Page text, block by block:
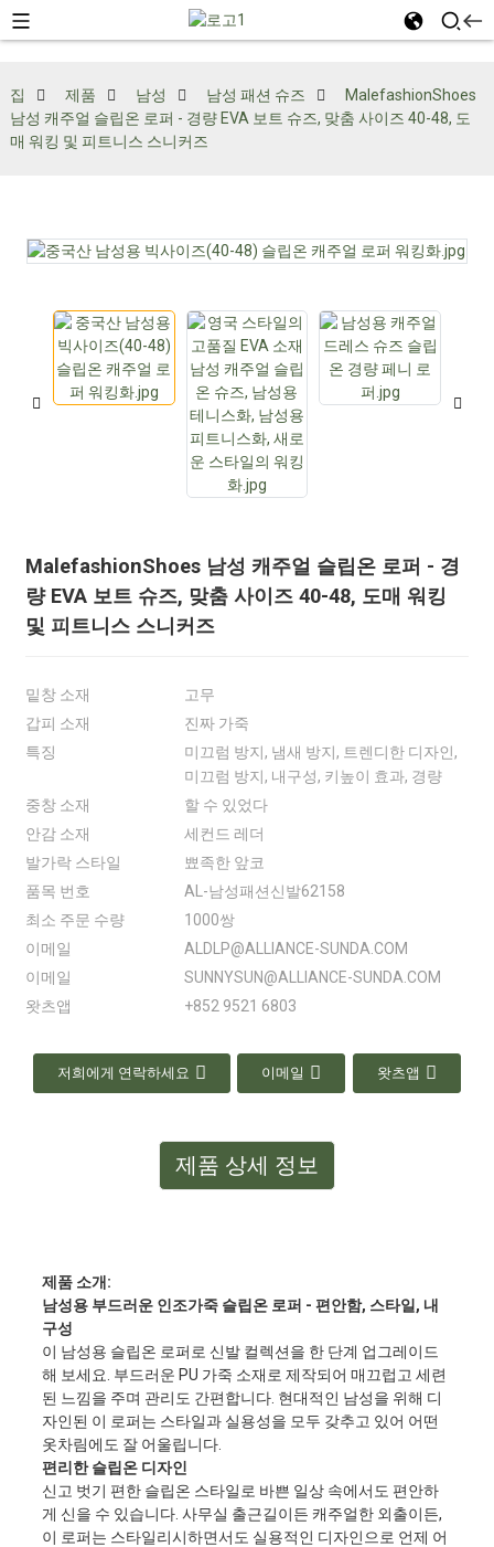
집 제품 남성 남성 패션 슈즈
MalefashionShoes
남성 캐주얼 슬립온 로퍼 - 경량 EVA 보트 슈즈, 맞춤 사이즈 40-48, 도
매 워킹 및 피트니스 스니커즈
MalefashionShoes 남성 캐주얼 슬립온 로퍼 - 경
량 EVA 보트 슈즈, 맞춤 사이즈 40-48, 도매 워킹
및 피트니스 스니커즈
밑창 소재
고무
갑피 소재
진짜 가죽
특징
미끄럼 방지, 냄새 방지, 트렌디한 디자인,
미끄럼 방지, 내구성, 키높이 효과, 경량
중창 소재
할 수 있었다
안감 소재
세컨드 레더
발가락 스타일
뾰족한 앞코
품목 번호
AL-남성패션신발62158
최소 주문 수량
1000쌍
이메일
ALDLP@ALLIANCE-SUNDA.COM
이메일
SUNNYSUN@ALLIANCE-SUNDA.COM
왓츠앱
+852 9521 6803
저희에게 연락하세요 이메일 왓츠앱
제품 상세 정보
제품 소개:
남성용 부드러운 인조가죽 슬립온 로퍼 - 편안함, 스타일, 내
구성
이 남성용 슬립온 로퍼로 신발 컬렉션을 한 단계 업그레이드
해 보세요. 부드러운 PU 가죽 소재로 제작되어 매끄럽고 세련
된 느낌을 주며 관리도 간편합니다. 현대적인 남성을 위해 디
자인된 이 로퍼는 스타일과 실용성을 모두 갖추고 있어 어떤
옷차림에도 잘 어울립니다.
편리한 슬립온 디자인
신고 벗기 편한 슬립온 스타일로 바쁜 일상 속에서도 편안하
게 신을 수 있습니다. 사무실 출근길이든 캐주얼한 외출이든,
이 로퍼는 스타일리시하면서도 실용적인 디자인으로 언제 어